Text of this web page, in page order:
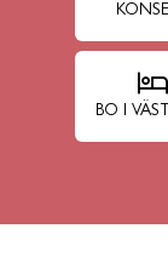
BO I